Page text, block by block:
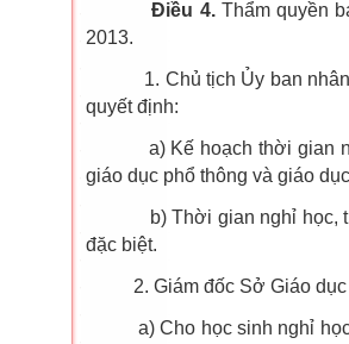
Điều 4.Thẩm quyền
2013.
1. Chủ tịch Ủy ban nhân
quyết định:
a) Kế hoạch thời gian
giáo dục phổ thông và giáo
b) Thời gian nghỉ học,
đặc biệt.
2. Giám đốc Sở Giáo dục
a) Cho học sinh nghỉ học